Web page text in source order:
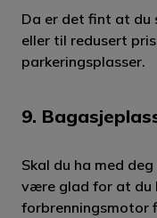
Da er det fint at du
eller til redusert
parkeringsplasser.
9.
Skal du ha med
være glad for at du
forbrenningsmotor